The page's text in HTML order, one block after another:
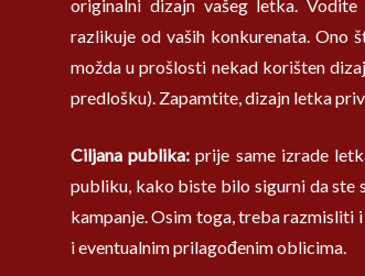
originalni dizajn vašeg letka.
razlikuje od vaših konkurenata. Ono
možda u prošlosti nekad korišten
predlošku). Zapamtite, dizajn letka
Ciljana publika: prije same izrade
publiku, kako biste bilo sigurni da ste
kampanje. Osim toga, treba razmisliti
i eventualnim prilagođenim oblicima.